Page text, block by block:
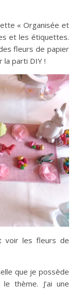
« Organisée et
et les étiquettes.
fleurs de papier
la parti DIY !
voir les fleurs de
que je possède
thème. J’ai une